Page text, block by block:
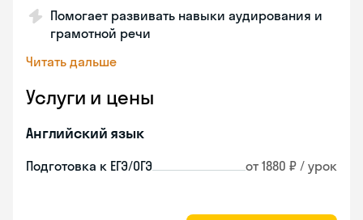
Помогает развивать навыки аудирования и
грамотной речи
Читать дальше
Услуги и цены
Английский язык
Подготовка к ЕГЭ/ОГЭ от 1880 ₽ / урок